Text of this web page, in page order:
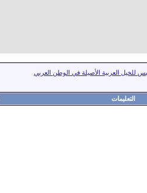
للخيل العربية الأصيلة في الوطن العربي
التعليمات